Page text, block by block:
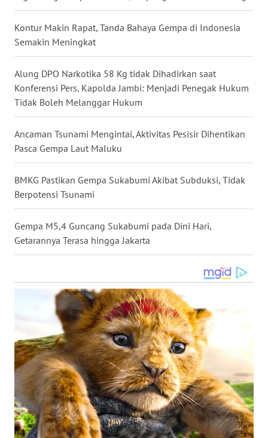
Kontur Makin Rapat, Tanda Bahaya Gempa di Indonesia
Semakin Meningkat
Alung DPO Narkotika 58 Kg tidak Dihadirkan saat
Konferensi Pers, Kapolda Jambi: Menjadi Penegak Hukum
Tidak Boleh Melanggar Hukum
Ancaman Tsunami Mengintai, Aktivitas Pesisir Dihentikan
Pasca Gempa Laut Maluku
BMKG Pastikan Gempa Sukabumi Akibat Subduksi, Tidak
Berpotensi Tsunami
Gempa M5,4 Guncang Sukabumi pada Dini Hari,
Getarannya Terasa hingga Jakarta
BABEL
SUMBAR
WN
SUMSEL
WN
BENGKULU
WN
LAMPUNG
WN
WN
NUSANTARA
JOGJA
WN
JATIM
WN
BALI